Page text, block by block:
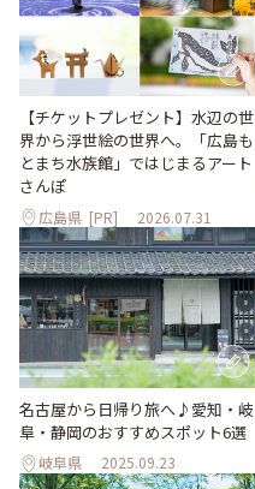
【チケットプレゼント】水辺の世
界から浮世絵の世界へ。「広島も
とまち水族館」ではじまるアート
さんぽ
広島県 [PR] 2026.07.31
名古屋から日帰り旅へ♪愛知・岐
阜・静岡のおすすめスポット6選
岐阜県 2025.09.23